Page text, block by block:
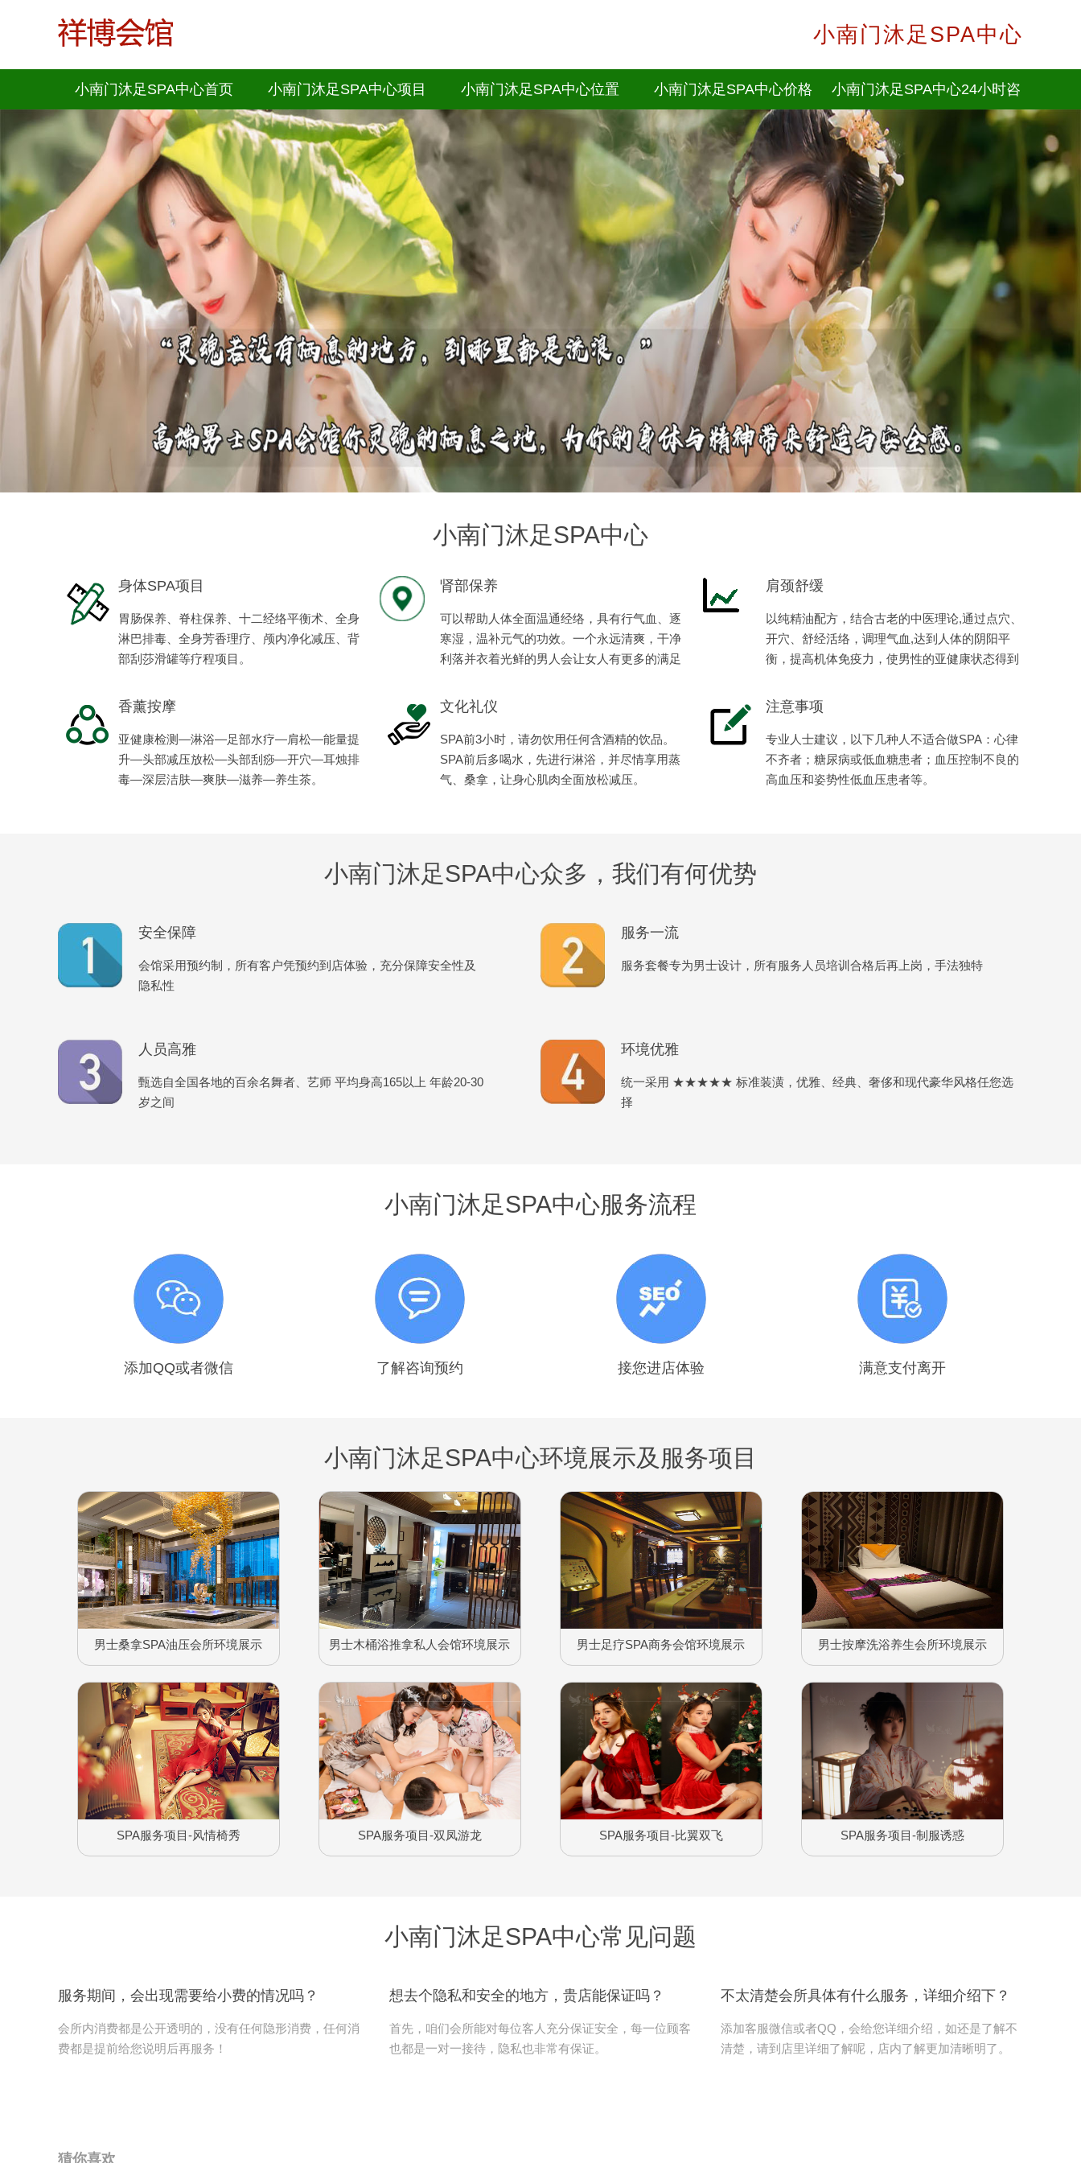
小南门沐足SPA中心
小南门沐足SPA中心首页 小南门沐足SPA中心项目 小南门沐足SPA中心位置 小南门沐足SPA中心价格 小南门沐足SPA中心24小时咨
小南门沐足SPA中心
身体SPA项目
胃肠保养、脊柱保养、十二经络平衡术、全身
淋巴排毒、全身芳香理疗、颅内净化减压、背
部刮莎滑罐等疗程项目。
肾部保养
可以帮助人体全面温通经络，具有行气血、逐
寒湿，温补元气的功效。一个永远清爽，干净
利落并衣着光鲜的男人会让女人有更多的满足
肩颈舒缓
以纯精油配方，结合古老的中医理论,通过点穴、
开穴、舒经活络，调理气血,达到人体的阴阳平
衡，提高机体免疫力，使男性的亚健康状态得到
香薰按摩
亚健康检测—淋浴—足部水疗—肩松—能量提
升—头部减压放松—头部刮痧—开穴—耳烛排
毒—深层洁肤—爽肤—滋养—养生茶。
文化礼仪
SPA前3小时，请勿饮用任何含酒精的饮品。
SPA前后多喝水，先进行淋浴，并尽情享用蒸
气、桑拿，让身心肌肉全面放松减压。
注意事项
专业人士建议，以下几种人不适合做SPA：心律
不齐者；糖尿病或低血糖患者；血压控制不良的
高血压和姿势性低血压患者等。
小南门沐足SPA中心众多，我们有何优势
安全保障
会馆采用预约制，所有客户凭预约到店体验，充分保障安全性及
隐私性
服务一流
服务套餐专为男士设计，所有服务人员培训合格后再上岗，手法独特
人员高雅
甄选自全国各地的百余名舞者、艺师 平均身高165以上 年龄20-30
岁之间
环境优雅
统一采用 ★★★★★ 标准装潢，优雅、经典、奢侈和现代豪华风格任您选
择
小南门沐足SPA中心服务流程
添加QQ或者微信 了解咨询预约 接您进店体验 满意支付离开
小南门沐足SPA中心环境展示及服务项目
男士桑拿SPA油压会所环境展示 男士木桶浴推拿私人会馆环境展示 男士足疗SPA商务会馆环境展示 男士按摩洗浴养生会所环境展示
SPA服务项目-风情椅秀 SPA服务项目-双凤游龙 SPA服务项目-比翼双飞 SPA服务项目-制服诱惑
小南门沐足SPA中心常见问题
服务期间，会出现需要给小费的情况吗？
会所内消费都是公开透明的，没有任何隐形消费，任何消
费都是提前给您说明后再服务！
想去个隐私和安全的地方，贵店能保证吗？
首先，咱们会所能对每位客人充分保证安全，每一位顾客
也都是一对一接待，隐私也非常有保证。
不太清楚会所具体有什么服务，详细介绍下？
添加客服微信或者QQ，会给您详细介绍，如还是了解不
清楚，请到店里详细了解呢，店内了解更加清晰明了。
猜你喜欢